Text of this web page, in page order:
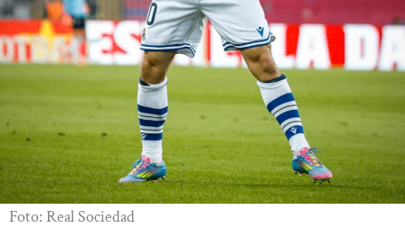
Foto: Real Sociedad